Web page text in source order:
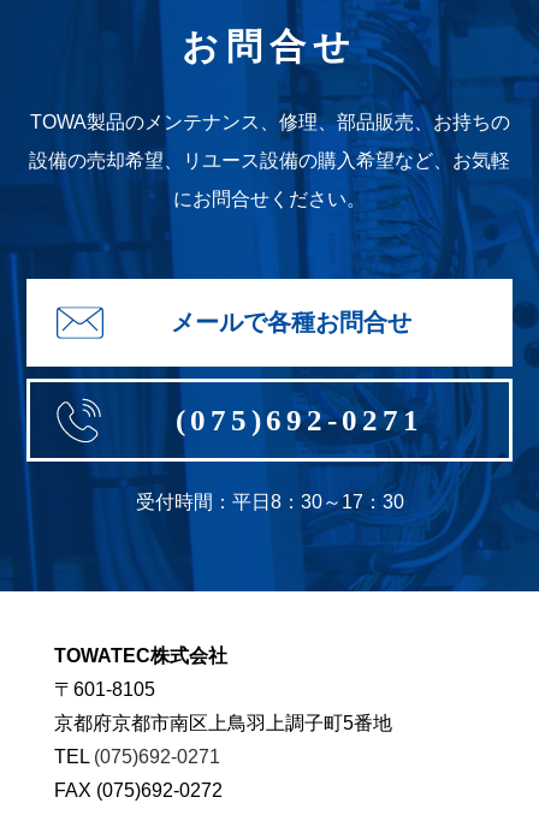
(075)692-0271
お問合せ
TOWA製品のメンテナンス、修理、部品販売、お持ちの
設備の売却希望、
リユース設備の購入希望など、お気軽
にお問合せください。
メールで各種お問合せ
(075)692-0271
受付時間：平日8：30～17：30
TOWATEC株式会社
〒601-8105
京都府京都市南区上鳥羽上調子町5番地
TEL (075)692-0271
FAX (075)692-0272